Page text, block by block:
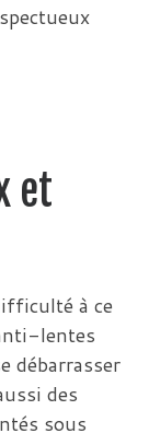
et
à ce
lentes
débarrasser
des
sous